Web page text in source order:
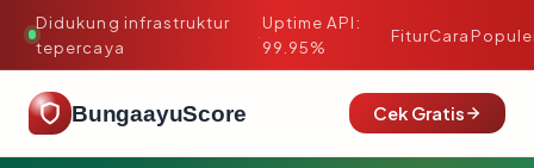
Didukung infrastruktur
tepercaya
·
Uptime API:
99.95%
FiturCara
BungaayuScore Cek Gratis